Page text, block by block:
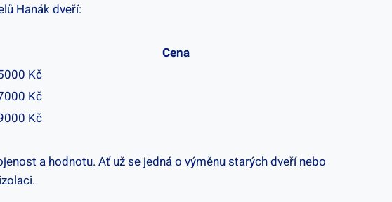
Hanák dveří:
Cena
Kč
Kč
Kč
a hodnotu. Ať už se jedná o výměnu starých dveří nebo